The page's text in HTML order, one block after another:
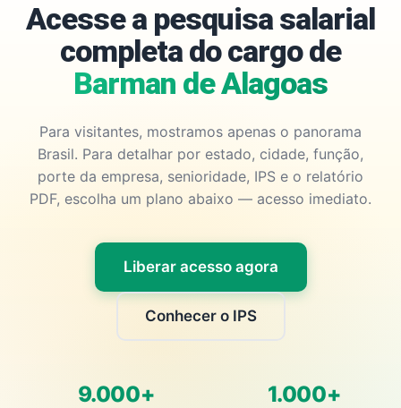
Acesse a pesquisa salarial
completa do cargo de
Barman de Alagoas
Para visitantes, mostramos apenas o panorama
Brasil. Para detalhar por estado, cidade, função,
porte da empresa, senioridade, IPS e o relatório
PDF, escolha um plano abaixo — acesso imediato.
Liberar acesso agora
Conhecer o IPS
9.000+ 1.000+